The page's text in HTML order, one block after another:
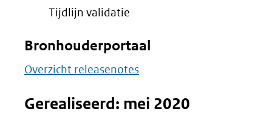
Tijdlijn validatie
Bronhouderportaal
Overzicht releasenotes
Gerealiseerd: mei 2020